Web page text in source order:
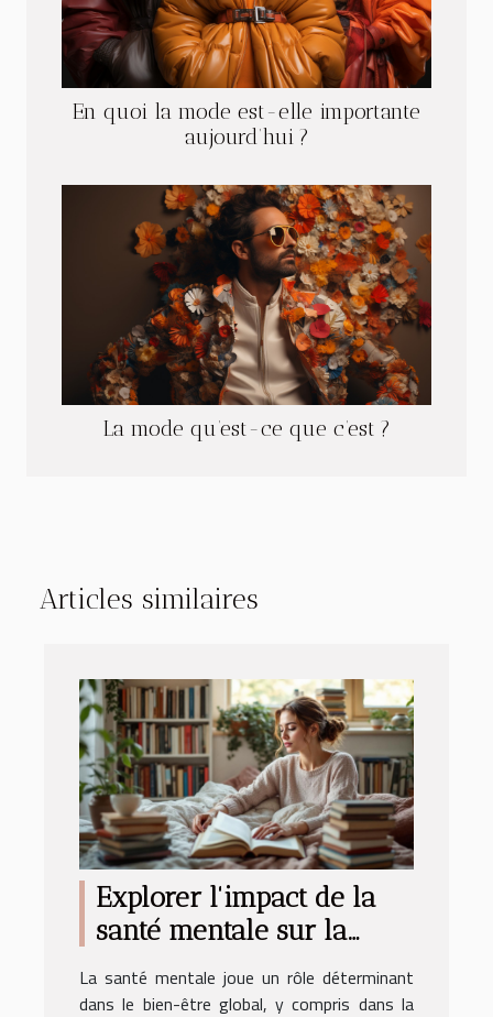
En quoi la mode est-elle importante
aujourd’hui ?
La mode qu’est-ce que c’est ?
Articles similaires
Explorer l'impact de la
santé mentale sur la
libido féminine
La santé mentale joue un rôle déterminant
dans le bien-être global, y compris dans la